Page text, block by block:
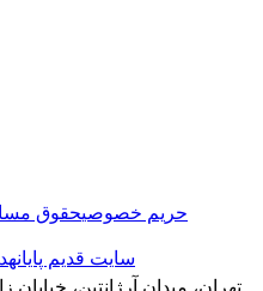
حریم خصوصیحقوق
سایت قدیم پایانه